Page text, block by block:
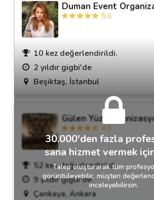
Duman Event
5.0
10 kez değerlendirildi.
2 yıldır gigbi'de
Beşiktaş, İstanbul
Gülen Yüz
4.9
52 kez değerlendirildi.
9 yıldır gigbi'de
Çankaya, Ankara
30.000'den fazla
sana hizmet vermek
Talep oluşturarak tüm
görüntüleyebilir, müşteri
inceleyebilirsin.